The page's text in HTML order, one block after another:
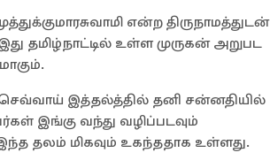
என்ற திருநாமத்துடன்
தமிழ்நாட்டில் உள்ள முருகன் அறுபட
இத்தல்த்தில் தனி சன்னதியில்
இங்கு வந்து வழிப்படவும்
தலம் மிகவும் உகந்ததாக உள்ளது.